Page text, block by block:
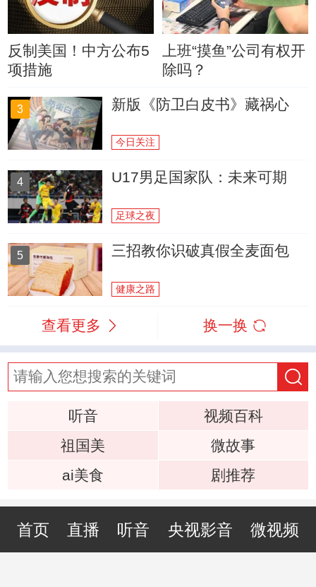
反制美国！中方公布5
项措施
上班“摸鱼”公司有权开
除吗？
3 新版《防卫白皮书》藏祸心
今日关注
4 U17男足国家队：未来可期
足球之夜
5 三招教你识破真假全麦面包
健康之路
查看更多 换一换
听音
视频百科
祖国美
微故事
ai美食
剧推荐
首页 直播 听音 央视影音 微视频